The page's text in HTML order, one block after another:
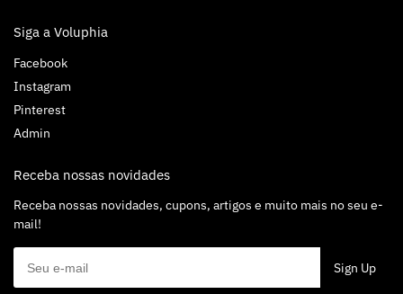
Siga a Voluphia
Facebook
Instagram
Pinterest
Admin
Receba nossas novidades
Receba nossas novidades, cupons, artigos e muito mais no seu e-
mail!